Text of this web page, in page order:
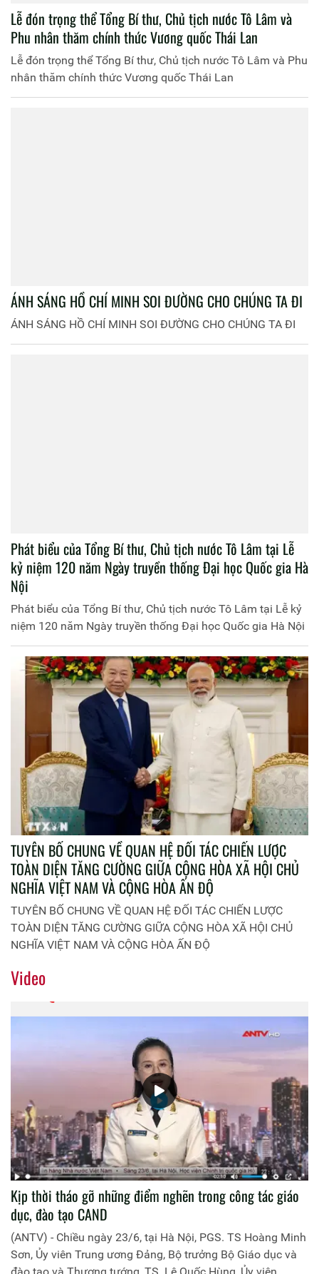
Lễ đón trọng thể Tổng Bí thư, Chủ tịch nước Tô Lâm và
Phu nhân thăm chính thức Vương quốc Thái Lan
Lễ đón trọng thể Tổng Bí thư, Chủ tịch nước Tô Lâm và Phu
nhân thăm chính thức Vương quốc Thái Lan
ÁNH SÁNG HỒ CHÍ MINH SOI ĐƯỜNG CHO CHÚNG TA ĐI
ÁNH SÁNG HỒ CHÍ MINH SOI ĐƯỜNG CHO CHÚNG TA ĐI
Phát biểu của Tổng Bí thư, Chủ tịch nước Tô Lâm tại Lễ
kỷ niệm 120 năm Ngày truyền thống Đại học Quốc gia Hà
Nội
Phát biểu của Tổng Bí thư, Chủ tịch nước Tô Lâm tại Lễ kỷ
niệm 120 năm Ngày truyền thống Đại học Quốc gia Hà Nội
TUYÊN BỐ CHUNG VỀ QUAN HỆ ĐỐI TÁC CHIẾN LƯỢC
TOÀN DIỆN TĂNG CƯỜNG GIỮA CỘNG HÒA XÃ HỘI CHỦ
NGHĨA VIỆT NAM VÀ CỘNG HÒA ẤN ĐỘ
TUYÊN BỐ CHUNG VỀ QUAN HỆ ĐỐI TÁC CHIẾN LƯỢC
TOÀN DIỆN TĂNG CƯỜNG GIỮA CỘNG HÒA XÃ HỘI CHỦ
NGHĨA VIỆT NAM VÀ CỘNG HÒA ẤN ĐỘ
Video
Kịp thời tháo gỡ những điểm nghẽn trong công tác giáo
dục, đào tạo CAND
(ANTV) - Chiều ngày 23/6, tại Hà Nội, PGS. TS Hoàng Minh
Sơn, Ủy viên Trung ương Đảng, Bộ trưởng Bộ Giáo dục và